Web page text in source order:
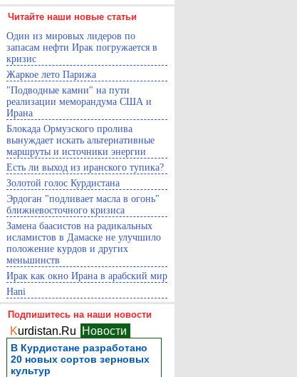
Читайте наши новые статьи
Один из мировых лидеров по
запасам нефти Ирак погружается в
кризис
Жаркое лето Парижа
"Подводные камни" на пути
реализации меморандума США и
Ирана
Блокада Ормузского пролива
вынуждает искать альтернативные
маршруты и источники энергии
Есть ли выход из иранского тупика?
Золотой голос Курдистана
Эрдоган "подливает масла в огонь"
ближневосточного кризиса
Замена баасистов на радикальных
исламистов в Дамаске не улучшило
положение курдов и других
меньшинств
Ирак как окно Ирана в арабский мир
Hani
Подпишитесь на наши новости
Kurdistan.Ru Новости
В Курдистане разработано
20 новых сортов зерновых
культур